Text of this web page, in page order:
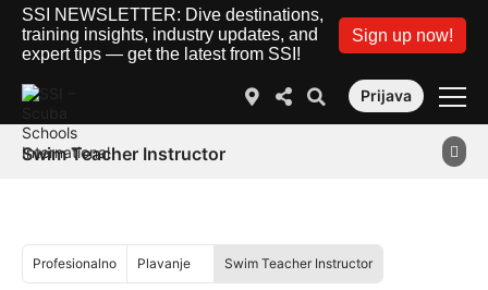
SSI NEWSLETTER: Dive destinations,
training insights, industry updates, and
expert tips — get the latest from SSI!
Sign up now!
Prijava
Swim Teacher Instructor
Profesionalno Plavanje Swim Teacher Instructor